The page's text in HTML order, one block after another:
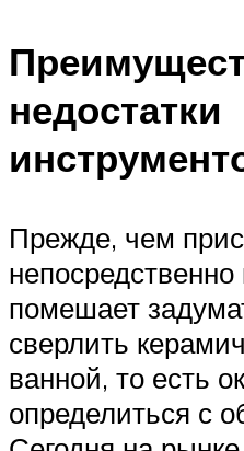
недостатки
Прежде, чем
непосредственно
помешает
сверлить
ванной, то есть
определиться с